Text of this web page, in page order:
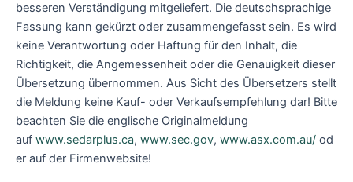
besseren Verständigung mitgeliefert. Die deutschsprachige
Fassung kann gekürzt oder zusammengefasst sein. Es wird
keine Verantwortung oder Haftung für den Inhalt, die
Richtigkeit, die Angemessenheit oder die Genauigkeit dieser
Übersetzung übernommen. Aus Sicht des Übersetzers stellt
die Meldung keine Kauf- oder Verkaufsempfehlung dar! Bitte
beachten Sie die englische Originalmeldung
auf www.sedarplus.ca, www.sec.gov, www.asx.com.au/ od
er auf der Firmenwebsite!